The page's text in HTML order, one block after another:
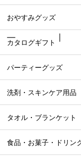
おやすみグッズ
カタログギフト
パーティーグッズ
洗剤・スキンケア用品
タオル・ブランケット
食品・お菓子・ドリン